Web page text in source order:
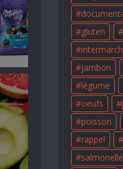
gluten
jambon
légume
oeufs
poisson
rappel